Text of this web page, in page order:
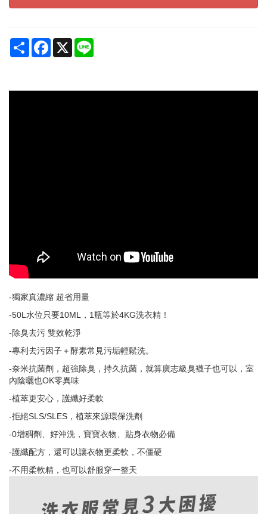
Share Facebook
X
-獨家真濃縮 超省用量
-50L水位只要10ML，1瓶等於4KG洗衣精！
-除臭去污 雙效乾淨
-專利去污因子＋酵素常見污垢輕鬆洗。
-奈米抗菌劑，超強除臭，持久抗菌，就算廣志級臭襪子也可以，室
內陰曬也OK零異味
-植萃更安心，護纖好柔軟
-拒絕SLS/SLES，植萃來源環保洗劑
-0增稠劑、好沖洗，寶寶衣物、貼身衣物必備
-護纖配方，還可以讓衣物更柔軟，不僵硬
-不用柔軟精，也可以舒服穿一整天